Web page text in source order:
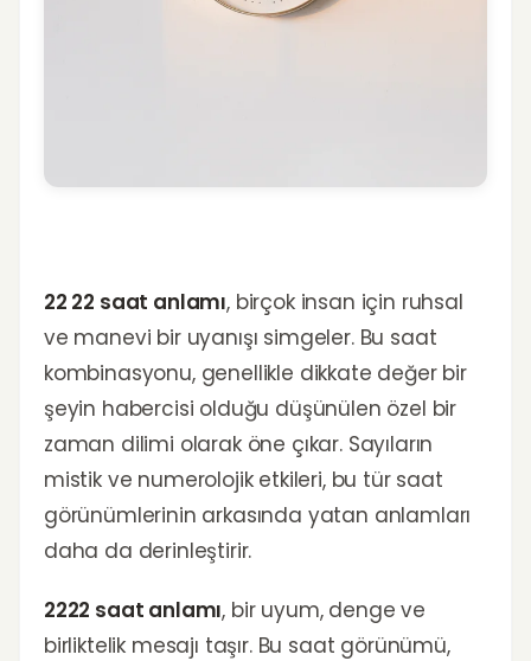
22 22 saat anlamı, birçok insan için ruhsal
ve manevi bir uyanışı simgeler. Bu saat
kombinasyonu, genellikle dikkate değer bir
şeyin habercisi olduğu düşünülen özel bir
zaman dilimi olarak öne çıkar. Sayıların
mistik ve numerolojik etkileri, bu tür saat
görünümlerinin arkasında yatan anlamları
daha da derinleştirir.
2222 saat anlamı, bir uyum, denge ve
birliktelik mesajı taşır. Bu saat görünümü,